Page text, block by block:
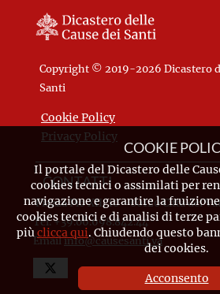
Copyright © 2019-2026 Dicastero
Santi
Cookie Policy
Privacy Policy
CONTATTI
Piazza Pio XII, 10 - 00120 Città del
Tel. +39.06.698.842.44
Emailinfo@causesanti.va
COOKIE
Il portale del Dicastero delle
cookies tecnici o assimilati per
navigazione e garantire la
cookies tecnici e di analisi di terze
piùclicca qui. Chiudendo questo
dei cookies.
Acconsento